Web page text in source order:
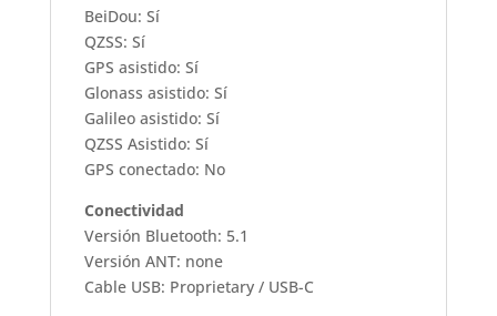
BeiDou: Sí
QZSS: Sí
GPS asistido: Sí
Glonass asistido: Sí
Galileo asistido: Sí
QZSS Asistido: Sí
GPS conectado: No
Conectividad
Versión Bluetooth: 5.1
Versión ANT: none
Cable USB: Proprietary / USB-C